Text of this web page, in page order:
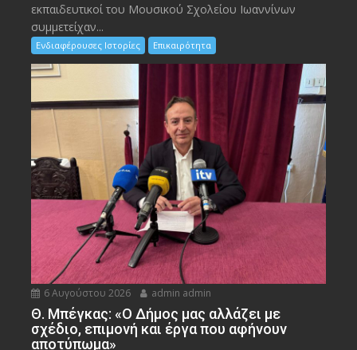
εκπαιδευτικοί του Μουσικού Σχολείου Ιωαννίνων
συμμετείχαν...
Ενδιαφέρουσες Ιστορίες Επικαιρότητα
6 Αυγούστου 2026 admin admin
Θ. Μπέγκας: «Ο Δήμος μας αλλάζει με
σχέδιο, επιμονή και έργα που αφήνουν
αποτύπωμα»